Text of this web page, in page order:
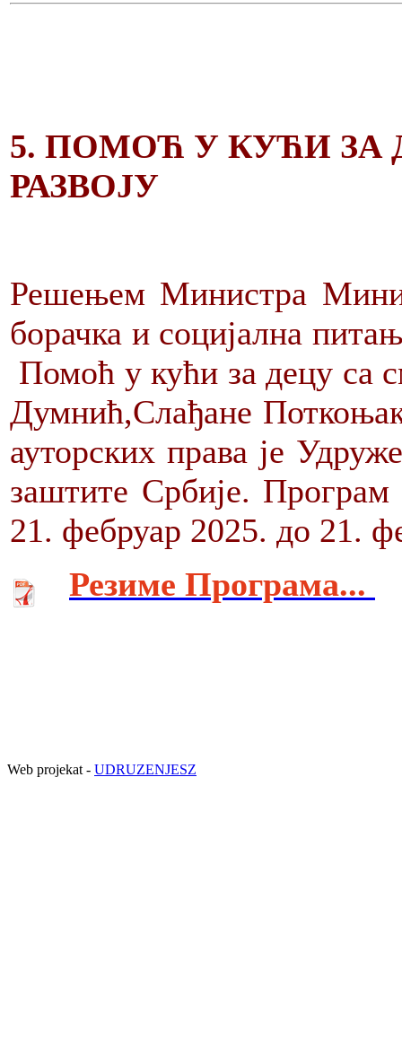
5. ПОМОЋ У КУЋИ
РАЗВОЈУ
Решењем Министра
борачка и социјална
Помоћ у кући за децу са
Думнић,Слађане
ауторских права је
заштите Србије. Програм
21. фебруар 2025. до 21.
Резиме Програма...
Web projekat - UDRUZENJESZ